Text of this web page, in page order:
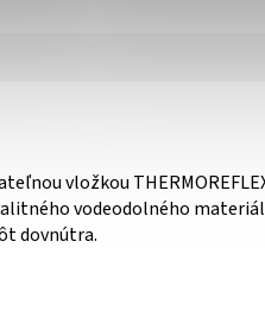
vložkou
vodeodolného
dovnútra.